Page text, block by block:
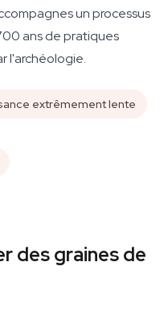
un processus
ans de pratiques
l'archéologie.
extrêmement lente
des graines de